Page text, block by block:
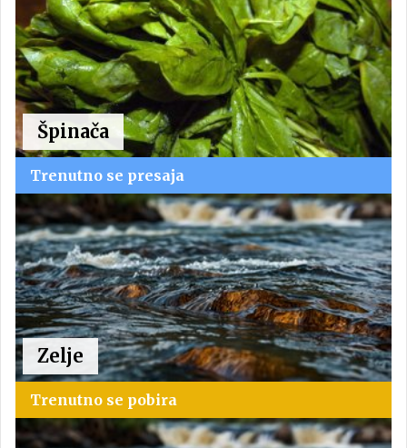
Špinača
Trenutno se presaja
Zelje
Trenutno se pobira